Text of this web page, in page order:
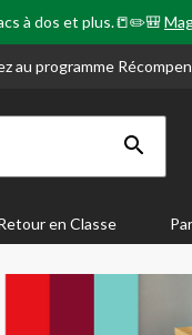
à dos et plus.📒✏️🎒
au programme
en Classe